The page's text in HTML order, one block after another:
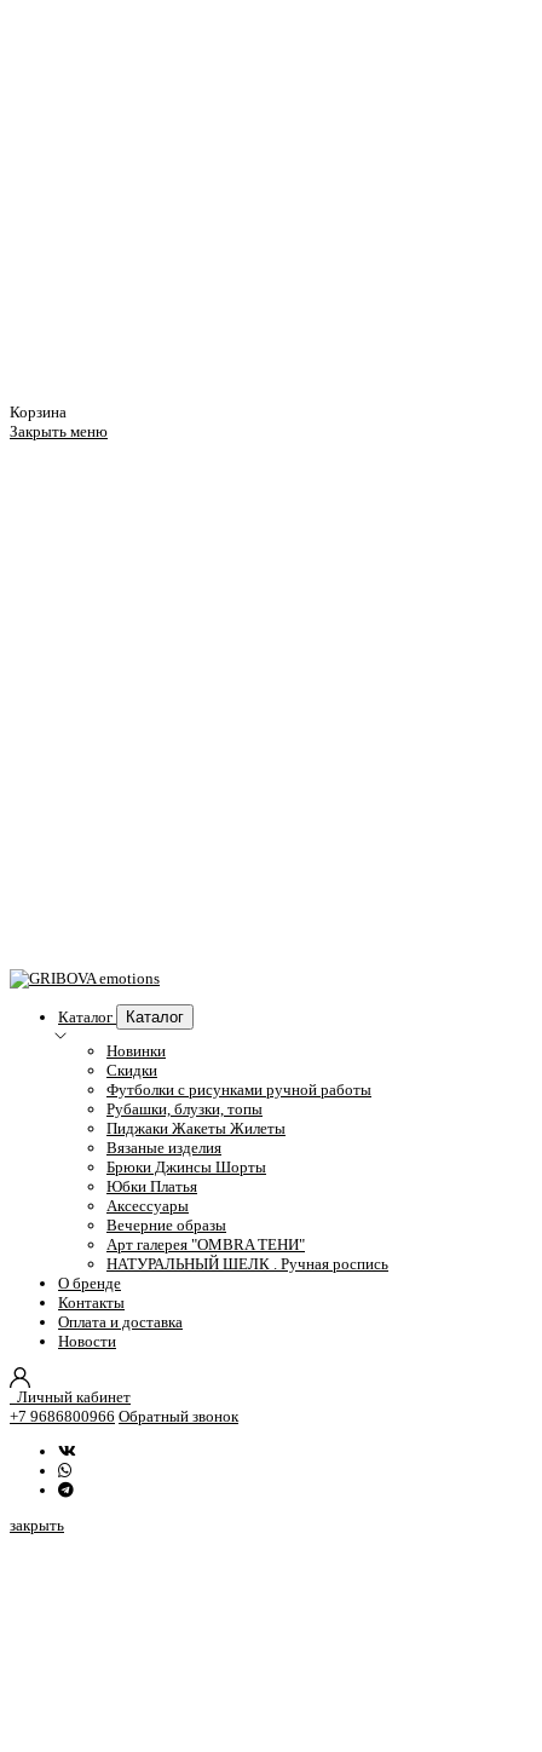
Корзина
Закрыть меню
Каталог
Каталог
Новинки
Скидки
Футболки с рисунками ручной работы
Рубашки, блузки, топы
Пиджаки Жакеты Жилеты
Вязаные изделия
Брюки Джинсы Шорты
Юбки Платья
Аксессуары
Вечерние образы
Арт галерея "OMBRA ТЕНИ"
НАТУРАЛЬНЫЙ ШЕЛК . Ручная роспись
О бренде
Контакты
Оплата и доставка
Новости
Личный кабинет
+7 9686800966 Обратный звонок
закрыть